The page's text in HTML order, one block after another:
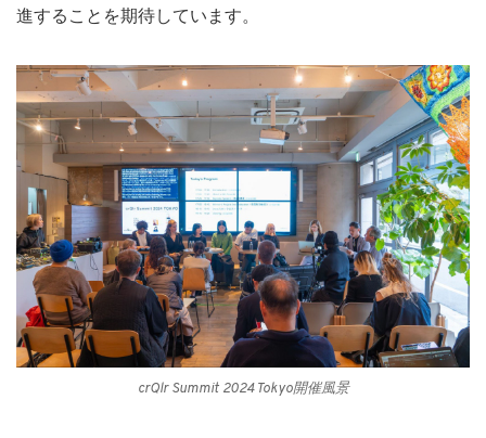
進することを期待しています。
crQlr Summit 2024 Tokyo開催風景